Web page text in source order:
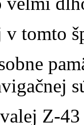
v tomto
Z-